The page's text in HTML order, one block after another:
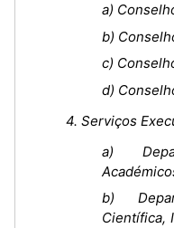
a)
b)
c)
d)
4. Serviços
a)
b)
Científica,